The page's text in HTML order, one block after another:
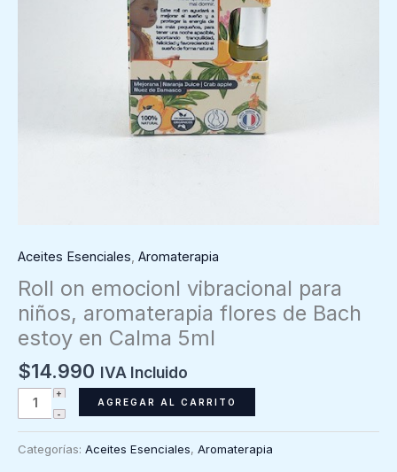
Aceites Esenciales, Aromaterapia
Roll on emocionl vibracional para
niños, aromaterapia flores de Bach
estoy en Calma 5ml
$14.990 IVA Incluido
Roll
on
vibracional
AGREGAR AL CARRITO
Categorías: Aceites Esenciales, Aromaterapia